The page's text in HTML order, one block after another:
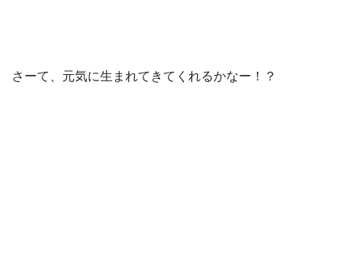
さーて、元気に生まれてきてくれるかなー！？